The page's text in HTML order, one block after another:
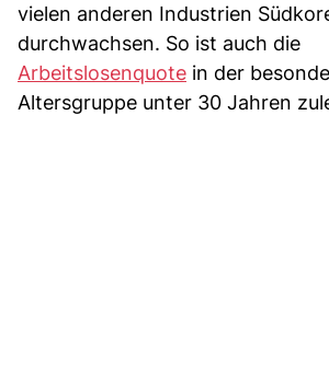
vielen anderen Industrien
durchwachsen. So ist auch die
Arbeitslosenquote in der
Altersgruppe unter 30 Jahren